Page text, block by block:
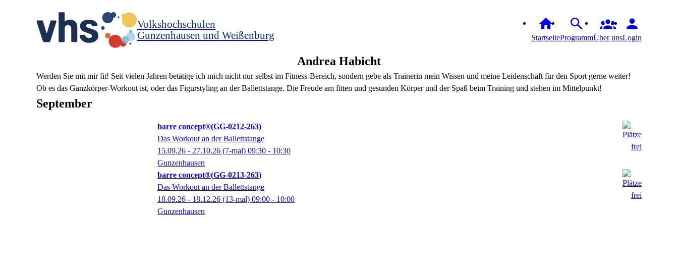
Volkshochschulen
Gunzenhausen und Weißenburg
StartseiteProgrammÜber unsLogin
Andrea Habicht
Werden Sie mit mir fit! Seit vielen Jahren betätige ich mich nicht nur selbst im Fitness-Bereich, sondern gebe als Trainerin mein Wissen und meine Leidenschaft für den Sport gerne weiter!
Ob es das Ganzkörper-Workout ist, oderdas Figurstyling an der Ballettstange. Die Freude am fitten und gesunden Körper und der Spaß beim Training und stehen im Mittelpunkt!
September
barre concept® GG-0212-263
Das Workout an der Ballettstange
15.09.26 - 27.10.26 (7-mal) 09:30 - 10:30
Gunzenhausen
barre concept® GG-0213-263
Das Workout an der Ballettstange
18.09.26 - 18.12.26 (13-mal) 09:00 - 10:00
Gunzenhausen